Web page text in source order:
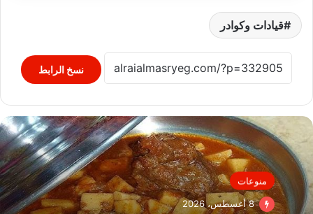
قيادات وكوادر
نسخ الرابط
منوعات
8 أغسطس، 2026